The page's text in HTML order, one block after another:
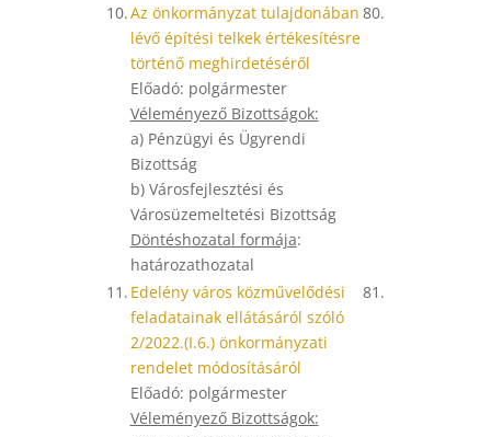
10.Az önkormányzat tulajdonában
lévő építési telkek értékesítésre
történő meghirdetéséről
Előadó: polgármester
Véleményező Bizottságok:
a) Pénzügyi és Ügyrendi
Bizottság
b) Városfejlesztési és
Városüzemeltetési Bizottság
Döntéshozatal formája:
határozathozatal
80.
11. Edelény város közművelődési
feladatainak ellátásáról szóló
2/2022.(I.6.) önkormányzati
rendelet módosításáról
Előadó: polgármester
Véleményező Bizottságok:
81.